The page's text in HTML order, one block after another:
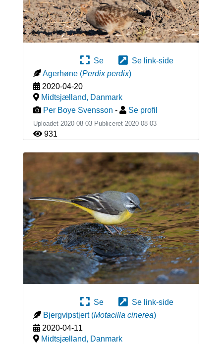
Se
Se link-side
Agerhøne (Perdix perdix)
2020-04-20
Midtsjælland, Danmark
Per Boye Svensson - Se profil
Uploadet 2020-08-03 Publiceret 2020-08-03
931
Se
Se link-side
Bjergvipstjert (Motacilla cinerea)
2020-04-11
Midtsjælland, Danmark